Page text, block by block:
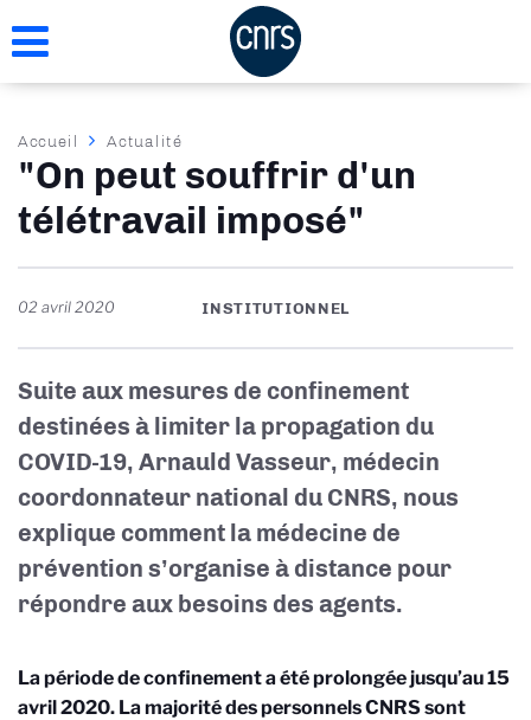
au
Fil
d'Ariane
Accueil Actualité
"On peut souffrir d'un
télétravail imposé"
02 avril 2020 INSTITUTIONNEL
Suite aux mesures de confinement
destinées à limiter la propagation du
COVID-19, Arnauld Vasseur, médecin
coordonnateur national du CNRS, nous
explique comment la médecine de
prévention s’organise à distance pour
répondre aux besoins des agents.
La période de confinement a été prolongée jusqu’au 15
avril 2020. La majorité des personnels CNRS sont